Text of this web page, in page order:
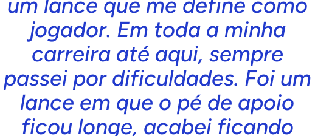
jogador. Em toda a minha
carreira até aqui, sempre
passei por dificuldades. Foi um
lance em que o pé de apoio
ficou longe, acabei ficando